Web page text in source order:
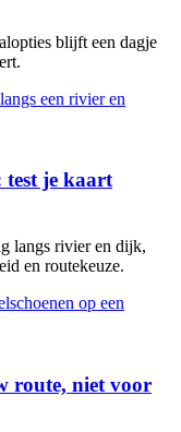
blijft een dagje
test je kaart
langs rivier en dijk,
en routekeuze.
route, niet voor